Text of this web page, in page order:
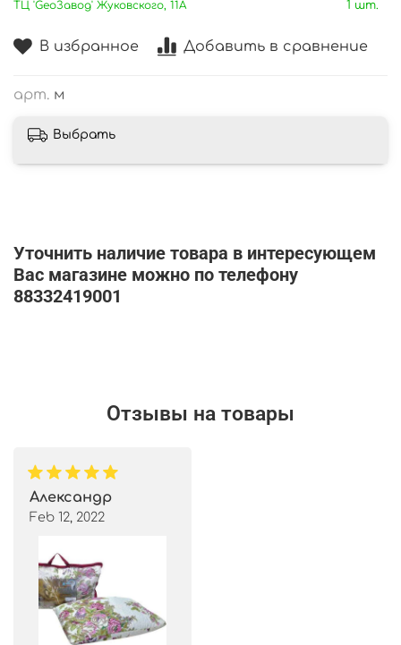
В избранное Добавить в сравнение
арт. м
ТЦ 'GeoЗавод' Жуковского, 11А 1 шт.
Выбрать
Уточнить наличие товара в интересующем
Вас магазине можно по телефону
88332419001
Отзывы на товары
Александр
Feb 12, 2022